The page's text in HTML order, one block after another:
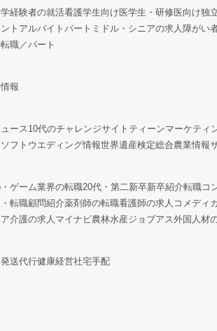
経験者の就活看護学生向け 医学生・研修医向け独
ト アルバイト パート ミドル・シニアの求人 障がい
職／パート
報
ース10代のチャレンジサイト ティーンマーケティ
フト ウエディング情報世界遺産検定総合農業情報
ゲーム業界の転職20代・第二新卒新卒紹介転職コ
転職顧問紹介薬剤師の転職看護師の求人 コメディ
介護の求人 マイナビ農林水産ジョブアス外国人材
発送代行健康経営社宅手配